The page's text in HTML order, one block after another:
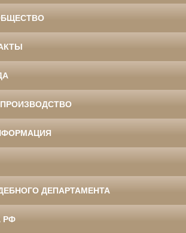
ДЕПАРТАМЕНТА
РФ